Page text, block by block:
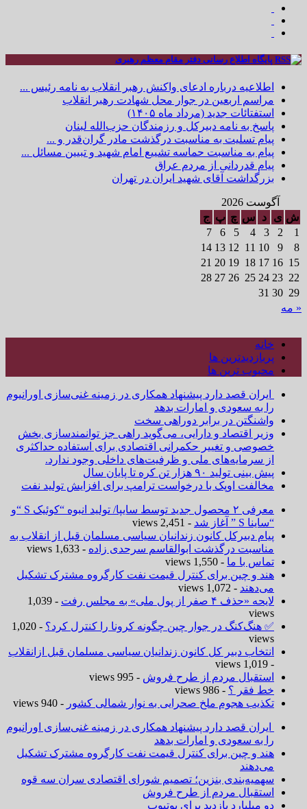
پایگاه اطلاع رسانی دفتر مقام معظم رهبری
اطلاعیه درباره ادعای واکنش رهبر انقلاب به نامه رئیس ...
مراسم اربعین در جوار محل شهادت رهبر انقلاب
استفتائات جدید (مرداد ماه ۱۴۰۵)
پاسخ به نامه دبیرکل و رزمندگان حزب‌الله لبنان
پیام تسلیت به مناسبت درگذشت مادر گران‌قدر و ...
پیام به مناسبت حماسه تشییع امام شهید و تبیین مسائل ...
پیام قدردانی از مردم عراق
بزرگداشت آقای شهید ایران در تهران
آگوست 2026
ش ی د س چ پ ج
1
2
3
4
5
6
7
8
9
10
11
12
13
14
15
16
17
18
19
20
21
22
23
24
25
26
27
28
29
30
31
« مه
خانه
پربازدیدترین ها
محبوب ترین ها
ایران قصد دارد پیشنهاد همکاری در زمینه غنی‌سازی اورانیوم
را به سعودی و امارات بدهد
واشنگتن در برابر دوراهی سخت
وزیر اقتصاد و دارایی، می‌گوید راهی جز توانمندسازی بخش
خصوصی و تغییر حکمرانی اقتصادی برای استفاده حداکثری
از سرمایه‌های ملی و ظرفیت‌های داخلی وجود ندارد.
پیش بینی تولید ۹۰ هزار تن کره تا پایان سال
مخالفت اوپک با درخواست ترامپ برای افزایش تولید نفت
معرفی ۲ محصول جدید توسط سایپا/ تولید انبوه “کوئیک S “و
“ساینا S ” آغاز شد
- 2,451 views
پیام دبیرکل کانون زندانیان سیاسی مسلمان قبل از انقلاب به
مناسبت درگذشت ابوالقاسم سرحدی زاده - 1,633 views
تماس با ما - 1,550 views
هند و چین برای کنترل قیمت نفت کارگروه مشترک تشکیل
می‌دهند - 1,072 views
لایحه «حذف ۴ صفر از پول ملی» به مجلس رفت
- 1,039
views
✅ هنگ‌کنگ در جوار چین چگونه کرونا را کنترل کرد؟
- 1,020
views
انتخاب دبیر کل کانون زندانیان سیاسی مسلمان قبل ازانقلاب
- 1,019 views
استقبال مردم از طرح فروش - 995 views
خط فقر ؟ - 986 views
تکذیب هجوم ملخ صحرایی به نوار شمالی کشور - 940 views
ایران قصد دارد پیشنهاد همکاری در زمینه غنی‌سازی اورانیوم
را به سعودی و امارات بدهد
هند و چین برای کنترل قیمت نفت کارگروه مشترک تشکیل
می‌دهند
سهمیه‌بندی بنزین؛ تصمیم شورای اقتصادی سران سه قوه
استقبال مردم از طرح فروش
دو میلیارد بازدید برای یوتیوب